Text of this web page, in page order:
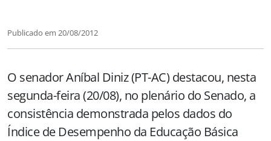
Publicado em 20/08/2012
O senador Aníbal Diniz (PT-AC) destacou, nesta
segunda-feira (20/08), no plenário do Senado, a
consistência demonstrada pelos dados do
Índice de Desempenho da Educação Básica